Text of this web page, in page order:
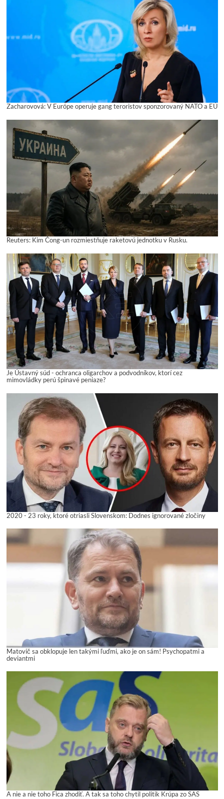
Zacharovová: V Európe operuje gang teroristov sponzorovaný NATO a EÚ
Reuters: Kim Čong-un rozmiestňuje raketovú jednotku v Rusku.
Je Ústavný súd - ochranca oligarchov a podvodníkov, ktorí cez
mimovládky perú špinavé peniaze?
2020 - 23 roky, ktoré otriasli Slovenskom: Dodnes ignorované zločiny
Matovič sa obklopuje len takými ľuďmi, ako je on sám! Psychopatmi a
deviantmi
A nie a nie toho Fica zhodiť. A tak sa toho chytil politik Krúpa zo SAS